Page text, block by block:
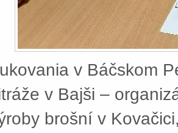
v Báčskom
v Bajši –
brošní v